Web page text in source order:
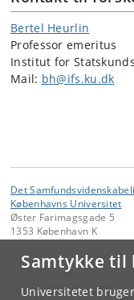
Samtykke til
Universitetet
Bertel Heurlin
Professor emeritus
Institut for
Mail: bh@ifs.ku.dk
Det
Københavns Universitet
Øster Farimagsgade 5
1353 København K
Kontakt:
Fakultetsstaben
samf-fak @samf.ku.dk